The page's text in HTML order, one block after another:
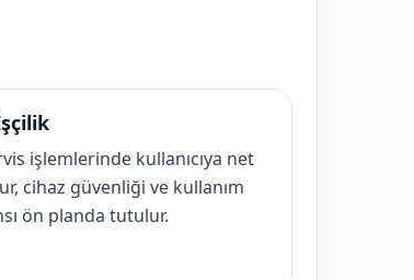
işlemlerinde kullanıcıya net
cihaz güvenliği ve kullanım
ön planda tutulur.